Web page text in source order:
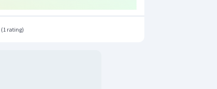
(1 rating)